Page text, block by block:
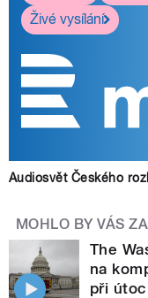
Živé vysílání
Audiosvět Českého
MOHLO BY VÁS
The
na
při